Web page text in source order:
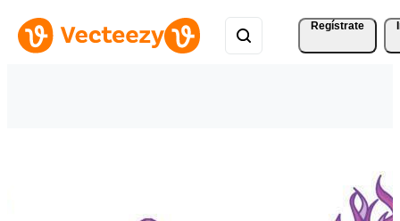
Regístrate